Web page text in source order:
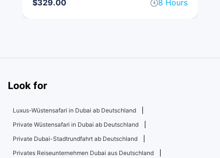
$329.00 8 Hours
Look for
Luxus-Wüstensafari in Dubai ab Deutschland
Private Wüstensafari in Dubai ab Deutschland
Private Dubai-Stadtrundfahrt ab Deutschland
Privates Reiseunternehmen Dubai aus Deutschland